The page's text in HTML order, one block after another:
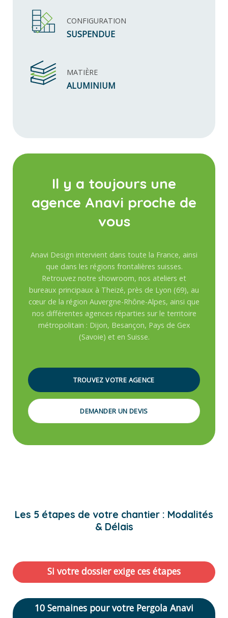
CONFIGURATION
SUSPENDUE
MATIÈRE
ALUMINIUM
Il y a toujours une
agence Anavi proche de
vous
Anavi Design intervient dans toute la France, ainsi
que dans les régions frontalières suisses.
Retrouvez notre showroom, nos ateliers et
bureaux principaux à Theizé, près de Lyon (69), au
cœur de la région Auvergne-Rhône-Alpes, ainsi que
nos différentes agences réparties sur le territoire
métropolitain : Dijon, Besançon, Pays de Gex
(Savoie) et en Suisse.
TROUVEZ VOTRE AGENCE
DEMANDER UN DEVIS
Les 5 étapes de votre chantier : Modalités
& Délais
Si votre dossier exige ces étapes
10 Semaines pour votre Pergola Anavi